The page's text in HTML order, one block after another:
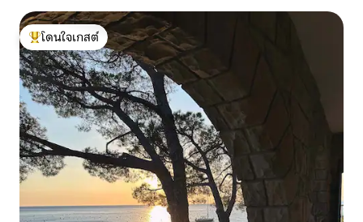
โดนใจเกสต์ที่สุด
โดนใจเกสต์